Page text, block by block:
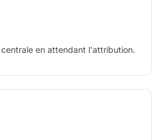
en attendant l'attribution.